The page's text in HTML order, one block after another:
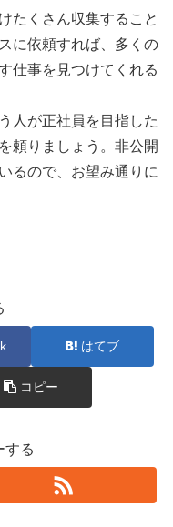
たくさん収集すること
に依頼すれば、多くの
仕事を見つけてくれる
人が正社員を目指した
頼りましょう。非公開
るので、お望み通りに
はてブ
コピー
する